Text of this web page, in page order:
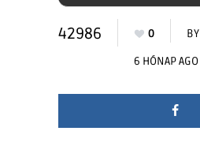
42986 0 BY
6 HÓNAP AGO